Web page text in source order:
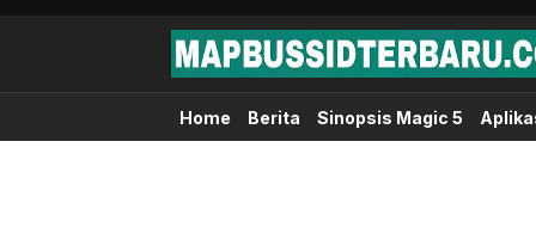
Map Bussid Terbaru
MapBussidTerbaru.com | Pusat
Home Berita Sinopsis Magic 5